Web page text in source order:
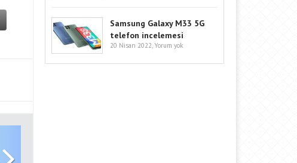
Samsung Galaxy M33 5G
telefon incelemesi
20 Nisan 2022, Yorum yok